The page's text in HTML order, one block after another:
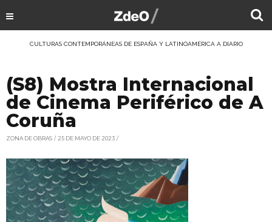
CULTURAS CONTEMPORÁNEAS DE ESPAÑA Y LATINOAMÉRICA A DIARIO
(S8) Mostra Internacional
de Cinema Periférico de A
Coruña
ZONA DE OBRAS 25 DE MAYO DE 2023